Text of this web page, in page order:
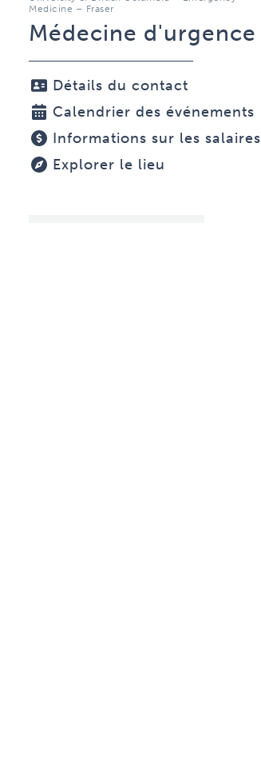
Medicine – Fraser
Médecine d'urgence
Détails du contact
Calendrier des événements
Informations sur les salaires
Explorer le lieu